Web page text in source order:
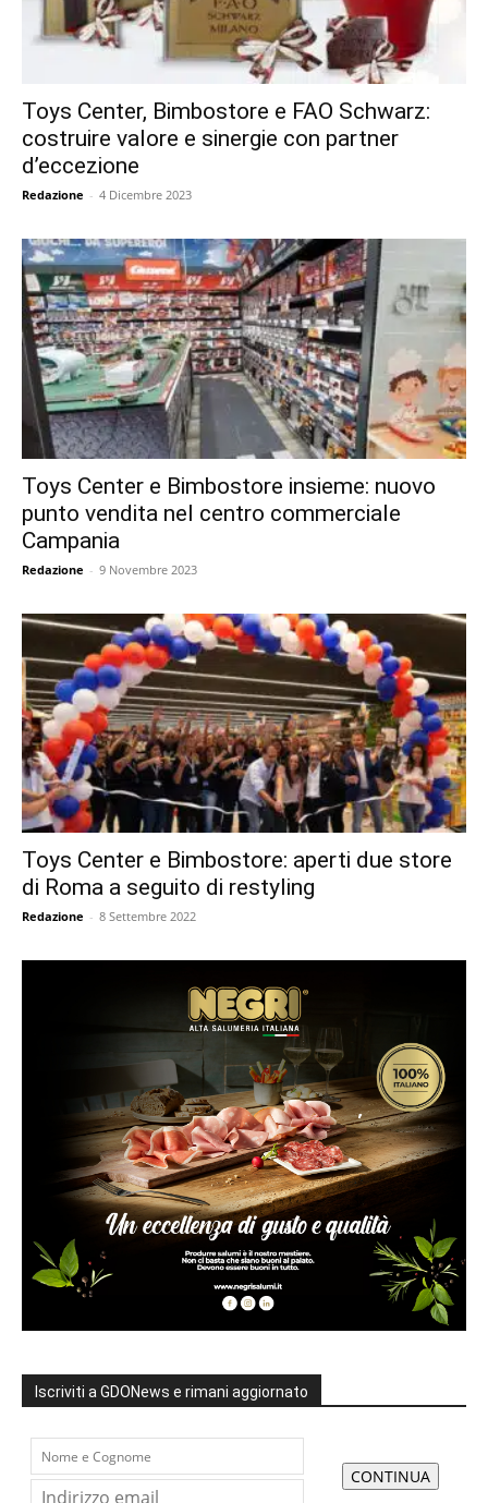
Toys Center, Bimbostore e FAO Schwarz:
costruire valore e sinergie con partner
d’eccezione
Redazione - 4 Dicembre 2023
Toys Center e Bimbostore insieme: nuovo
punto vendita nel centro commerciale
Campania
Redazione - 9 Novembre 2023
Toys Center e Bimbostore: aperti due store
di Roma a seguito di restyling
Redazione - 8 Settembre 2022
Iscriviti a GDONews e rimani aggiornato